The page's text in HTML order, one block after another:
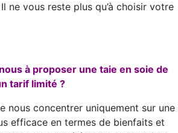
ne vous reste plus qu’à choisir votre
à proposer une taie en soie de
tarif limité ?
nous concentrer uniquement sur une
efficace en termes de bienfaits et